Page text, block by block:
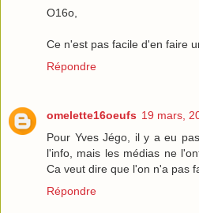
O16o,
Ce n'est pas facile d'en faire
Répondre
omelette16oeufs 19 mars,
Pour Yves Jégo, il y a eu
l'info, mais les médias ne
Ca veut dire que l'on n'a pas
Répondre